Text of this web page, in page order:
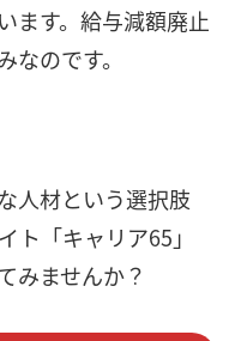
ます。給与減額廃止
のです。
人材という選択肢
ト「キャリア65」
みませんか？